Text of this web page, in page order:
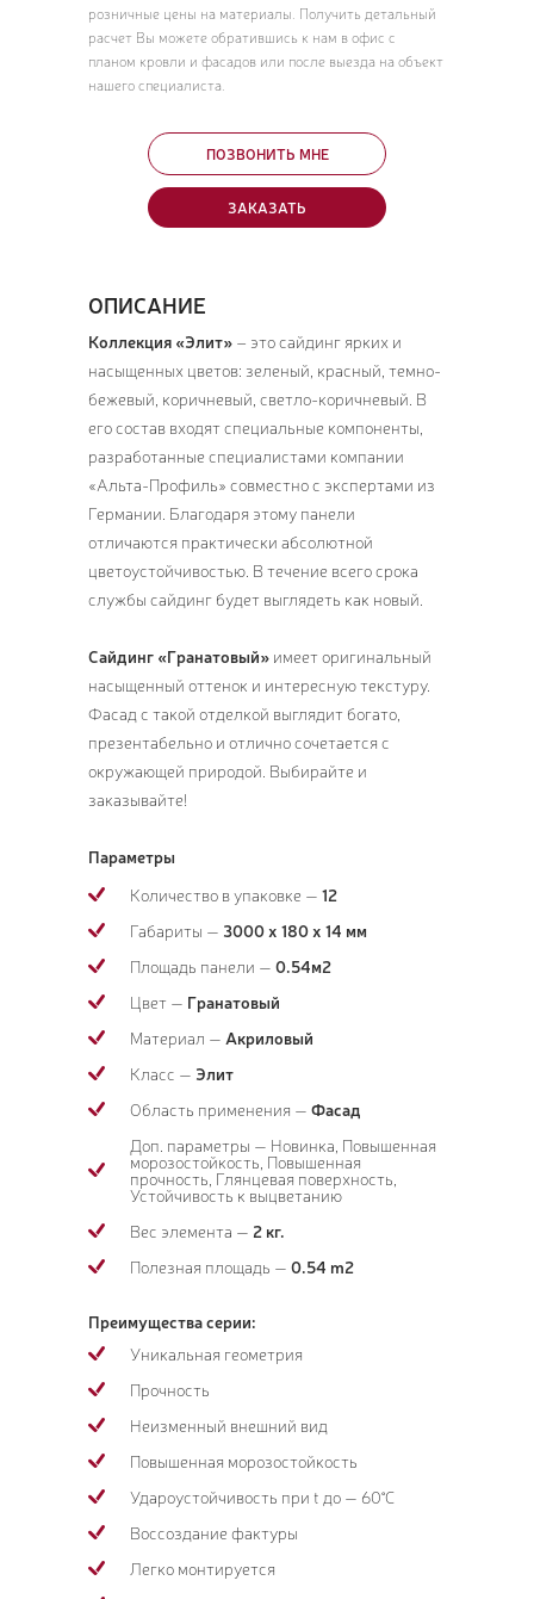
розничные цены на материалы. Получить детальный
расчет Вы можете обратившись к нам в офис с
планом кровли и фасадов или после выезда на объект
нашего специалиста.
ПОЗВОНИТЬ МНЕ
ЗАКАЗАТЬ
ОПИСАНИЕ
Коллекция «Элит» – это сайдинг ярких и
насыщенных цветов: зеленый, красный, темно-
бежевый, коричневый, светло-коричневый. В
его состав входят специальные компоненты,
разработанные специалистами компании
«Альта-Профиль» совместно с экспертами из
Германии. Благодаря этому панели
отличаются практически абсолютной
цветоустойчивостью. В течение всего срока
службы сайдинг будет выглядеть как новый.
Сайдинг «Гранатовый» имеет оригинальный
насыщенный оттенок и интересную текстуру.
Фасад с такой отделкой выглядит богато,
презентабельно и отлично сочетается с
окружающей природой. Выбирайте и
заказывайте!
Параметры
Количество в упаковке — 12
Габариты — 3000 x 180 x 14 мм
Площадь панели — 0.54м2
Цвет — Гранатовый
Материал — Акриловый
Класс — Элит
Область применения — Фасад
Доп. параметры — Новинка, Повышенная
морозостойкость, Повышенная
прочность, Глянцевая поверхность,
Устойчивость к выцветанию
Вес элемента — 2 кг.
Полезная площадь — 0.54 m2
Преимущества серии:
Уникальная геометрия
Прочность
Неизменный внешний вид
Повышенная морозостойкость
Удароустойчивость при t до — 60°C
Воссоздание фактуры
Легко монтируется